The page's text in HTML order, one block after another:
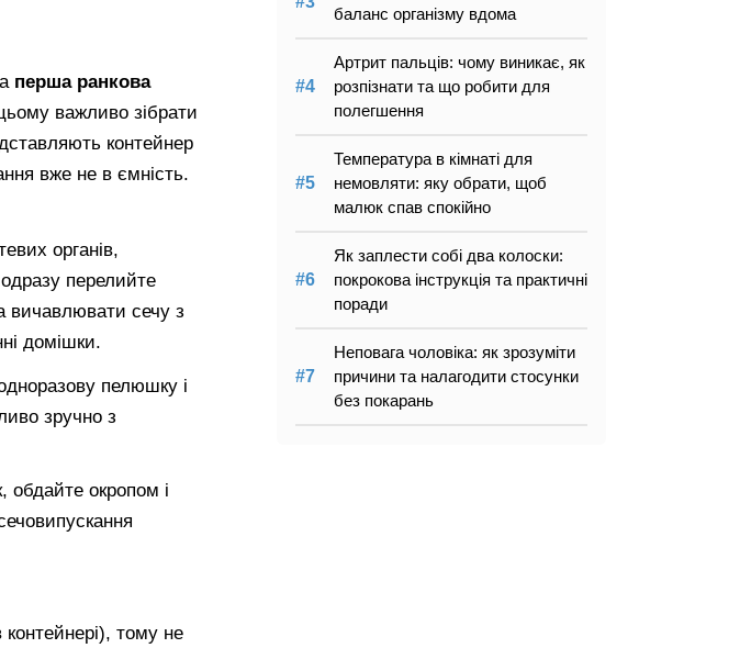
перша ранкова
важливо зібрати
контейнер
вже не в ємність.
органів,
перелийте
вичавлювати сечу з
домішки.
пелюшку і
зручно з
обдайте окропом і
тому не
баланс організму вдома
Артрит пальців: чому виникає, як
розпізнати та що робити для
полегшення
Температура в кімнаті для
немовляти: яку обрати, щоб
малюк спав спокійно
Як заплести собі два колоски:
покрокова інструкція та практичні
поради
Неповага чоловіка: як зрозуміти
причини та налагодити стосунки
без покарань